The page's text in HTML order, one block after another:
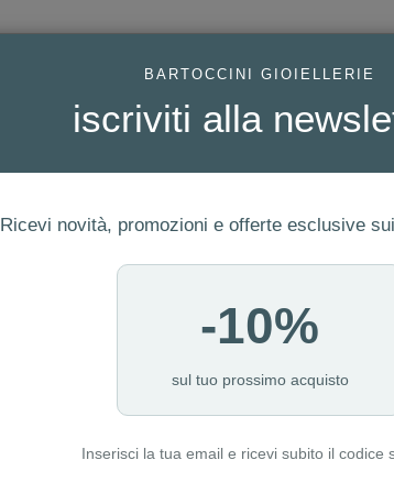
GIOIELLI MODA OROLOGI
BARTOCCINI GIOIELLERIE
iscriviti alla
Ricevi novità, promozioni e offerte esclusive
-10%
sul tuo prossimo acquisto
Inserisci la tua email e ricevi subito il codice